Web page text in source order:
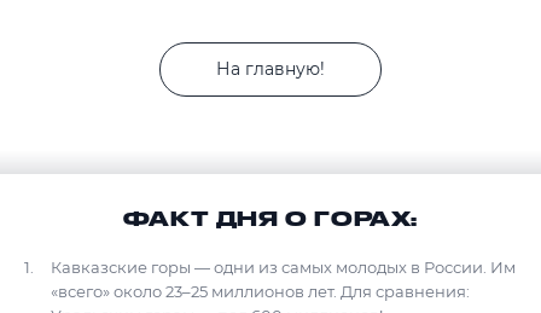
На главную!
ФАКТ ДНЯ О ГОРАХ:
Кавказские горы — одни из самых молодых в России. Им
«всего» около 23–25 миллионов лет. Для сравнения: